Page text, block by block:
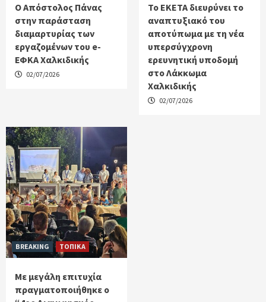
Ο Απόστολος Πάνας
στην παράσταση
διαμαρτυρίας των
εργαζομένων του e-
ΕΦΚΑ Χαλκιδικής
02/07/2026
Το ΕΚΕΤΑ διευρύνει το
αναπτυξιακό του
αποτύπωμα με τη νέα
υπερσύγχρονη
ερευνητική υποδομή
στο Λάκκωμα
Χαλκιδικής
02/07/2026
BREAKING ΤΟΠΙΚΑ
Με μεγάλη επιτυχία
πραγματοποιήθηκε ο